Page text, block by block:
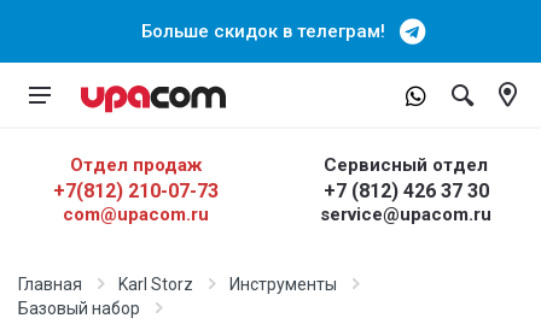
Больше скидок в телеграм!
Отдел продаж
+7(812) 210-07-73
com@upacom.ru
Сервисный отдел
+7 (812) 426 37 30
service@upacom.ru
Главная Karl Storz
Инструменты
Базовый набор